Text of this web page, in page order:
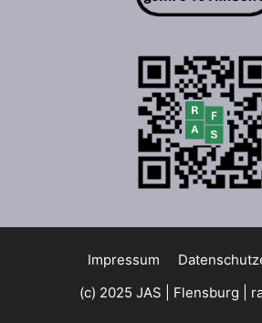
Impressum
(c) 2025 JAS | Flensburg |